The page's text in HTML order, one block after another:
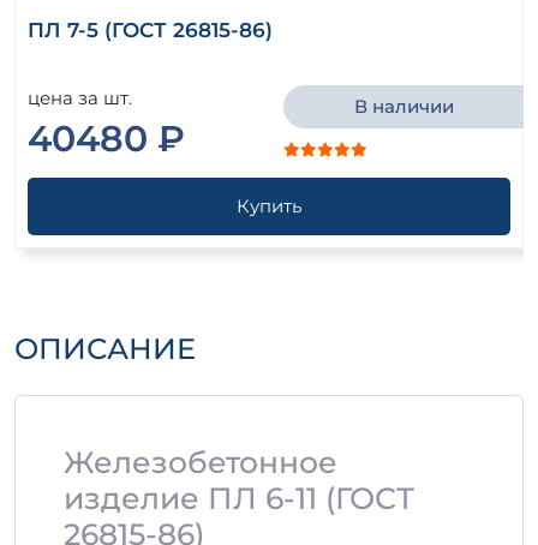
ПЛ 7-5 (ГОСТ 26815-86)
цена за шт.
40480 ₽
В наличии
Купить
ОПИСАНИЕ
Железобетонное
изделие ПЛ 6-11 (ГОСТ
26815-86)